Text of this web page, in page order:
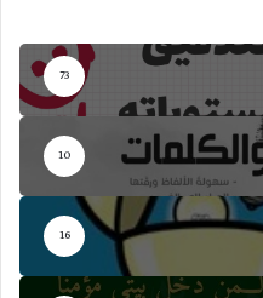
73
10
16